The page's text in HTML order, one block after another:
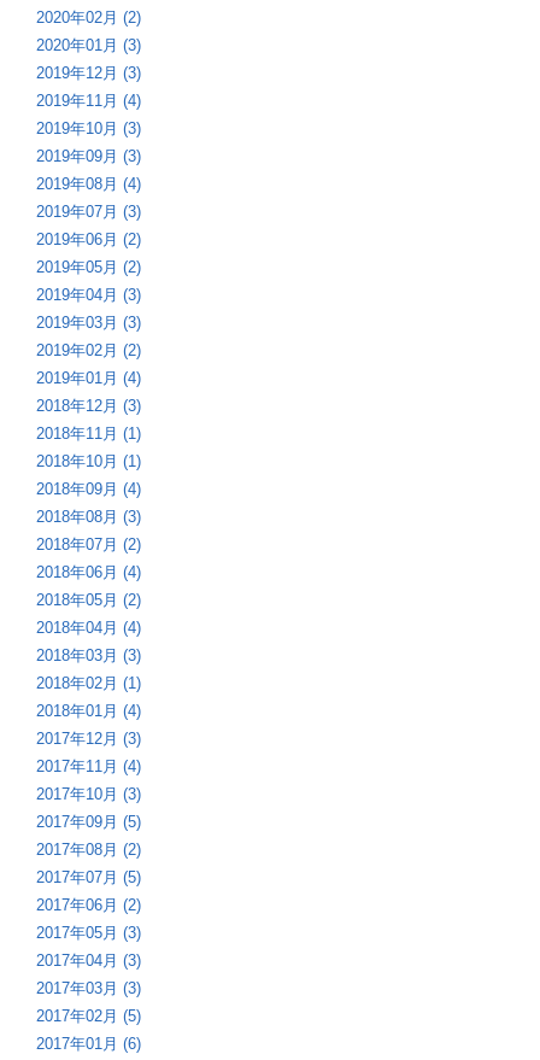
2020年02月 (2)
2020年01月 (3)
2019年12月 (3)
2019年11月 (4)
2019年10月 (3)
2019年09月 (3)
2019年08月 (4)
2019年07月 (3)
2019年06月 (2)
2019年05月 (2)
2019年04月 (3)
2019年03月 (3)
2019年02月 (2)
2019年01月 (4)
2018年12月 (3)
2018年11月 (1)
2018年10月 (1)
2018年09月 (4)
2018年08月 (3)
2018年07月 (2)
2018年06月 (4)
2018年05月 (2)
2018年04月 (4)
2018年03月 (3)
2018年02月 (1)
2018年01月 (4)
2017年12月 (3)
2017年11月 (4)
2017年10月 (3)
2017年09月 (5)
2017年08月 (2)
2017年07月 (5)
2017年06月 (2)
2017年05月 (3)
2017年04月 (3)
2017年03月 (3)
2017年02月 (5)
2017年01月 (6)